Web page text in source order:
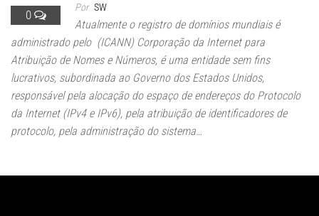
0
Por SW
Atualmente o registro de domínios mundiais é
administrado pelo (ICANN) Corporação da Internet para
Atribuição de Nomes e Números, é uma entidade sem fins
lucrativos, subordinada ao Governo dos Estados Unidos,
responsável pela alocação do espaço de endereços do Protocolo
da Internet (IPv4 e IPv6), pela atribuição de identificadores de
protocolo, pela administração do sistema…